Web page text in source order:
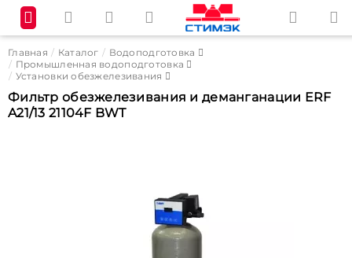
Главная Каталог
Водоподготовка
Промышленная водоподготовка
Установки обезжелезивания
Фильтр обезжелезивания и деманганации ERF
A21/13 21104F BWT